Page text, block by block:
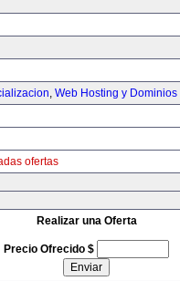
, Web Hosting y Dominios
ofertas
Realizar una Oferta
Precio Ofrecido $